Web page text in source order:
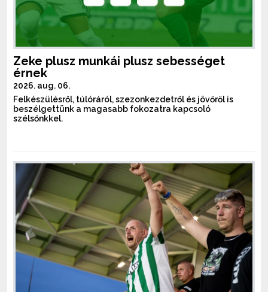
Zeke plusz munkái plusz sebességet
érnek
2026. aug. 06.
Felkészülésről, túlóráról, szezonkezdetről és jövőről is
beszélgettünk a magasabb fokozatra kapcsoló
szélsőnkkel.